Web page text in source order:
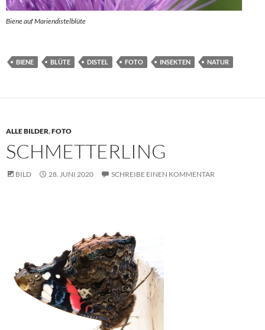
Biene auf Mariendistelblüte
BIENE BLÜTE DISTEL FOTO INSEKTEN NATUR
ALLE BILDER,FOTO
SCHMETTERLING
BILD 28. JUNI 2020 SCHREIBE EINEN KOMMENTAR